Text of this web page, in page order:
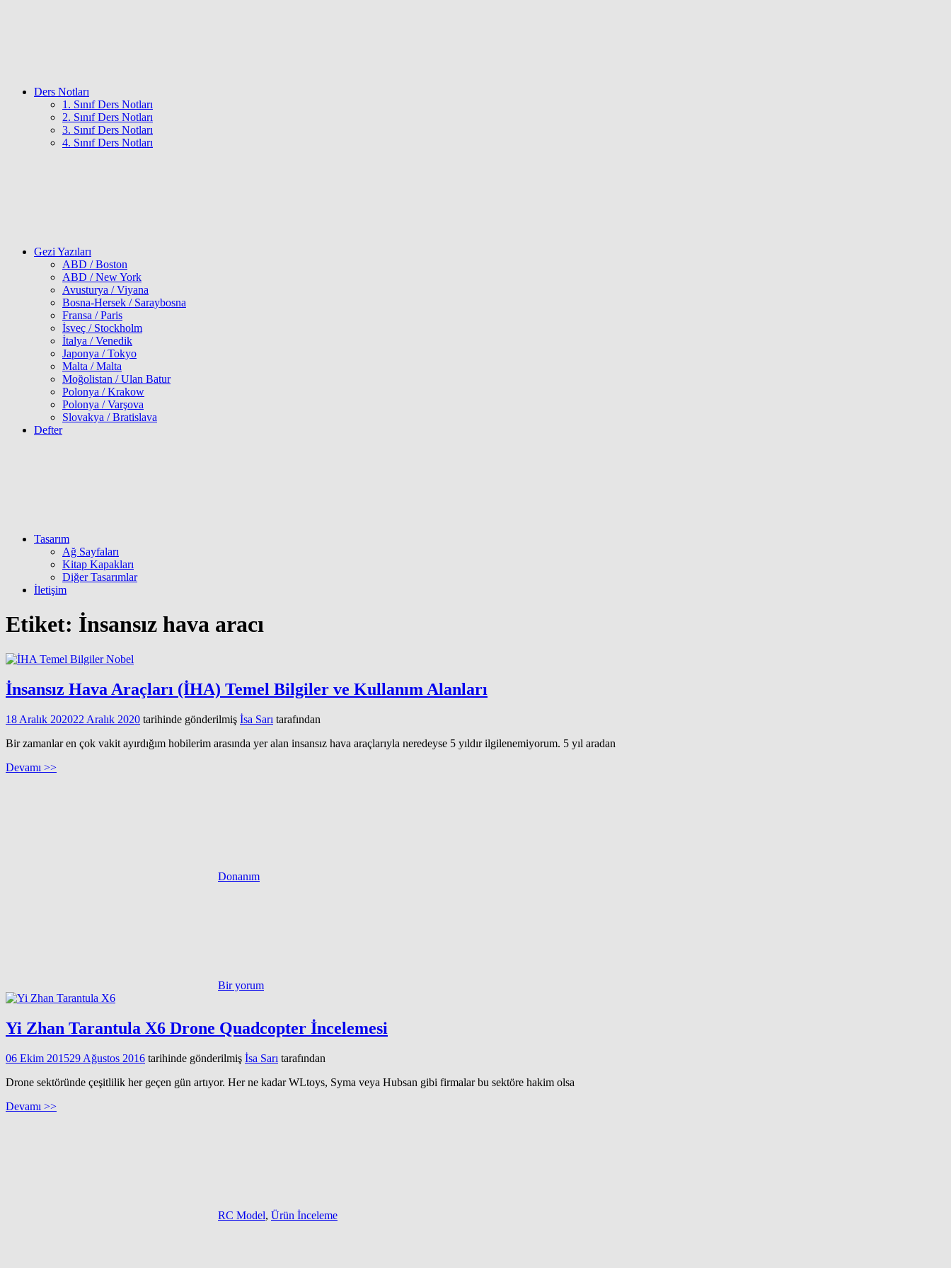
Ders Notları
1. Sınıf Ders Notları
2. Sınıf Ders Notları
3. Sınıf Ders Notları
4. Sınıf Ders Notları
Gezi Yazıları
ABD / Boston
ABD / New York
Avusturya / Viyana
Bosna-Hersek / Saraybosna
Fransa / Paris
İsveç / Stockholm
İtalya / Venedik
Japonya / Tokyo
Malta / Malta
Moğolistan / Ulan Batur
Polonya / Krakow
Polonya / Varşova
Slovakya / Bratislava
Defter
Tasarım
Ağ Sayfaları
Kitap Kapakları
Diğer Tasarımlar
İletişim
Etiket: İnsansız hava aracı
İnsansız Hava Araçları (İHA) Temel Bilgiler ve Kullanım Alanları
18 Aralık 202022 Aralık 2020 tarihinde gönderilmiş İsa Sarı tarafından
Bir zamanlar en çok vakit ayırdığım hobilerim arasında yer alan insansız hava araçlarıyla neredeyse 5 yıldır ilgilenemiyorum. 5 yıl aradan
Devamı >>
Donanım
Bir yorum
Yi Zhan Tarantula X6 Drone Quadcopter İncelemesi
06 Ekim 201529 Ağustos 2016 tarihinde gönderilmiş İsa Sarı tarafından
Drone sektöründe çeşitlilik her geçen gün artıyor. Her ne kadar WLtoys, Syma veya Hubsan gibi firmalar bu sektöre hakim olsa
Devamı >>
RC Model, Ürün İnceleme